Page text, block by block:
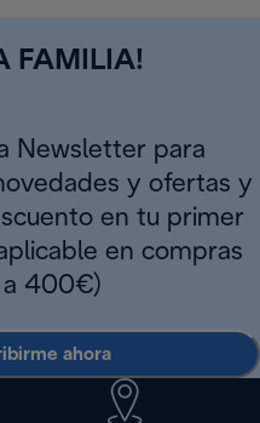
FAMILIA!
Newsletter para
y ofertas y
en tu primer
en compras
a 400€)
ahora